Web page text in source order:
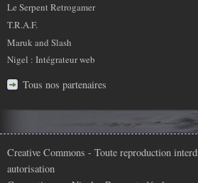
Le Serpent Retrogamer
T.R.A.F.
Maruk and Slash
Nigel : Intégrateur web
Tous nos partenaires
Infos
légales
Creative Commons - Toute reproduction
autorisation